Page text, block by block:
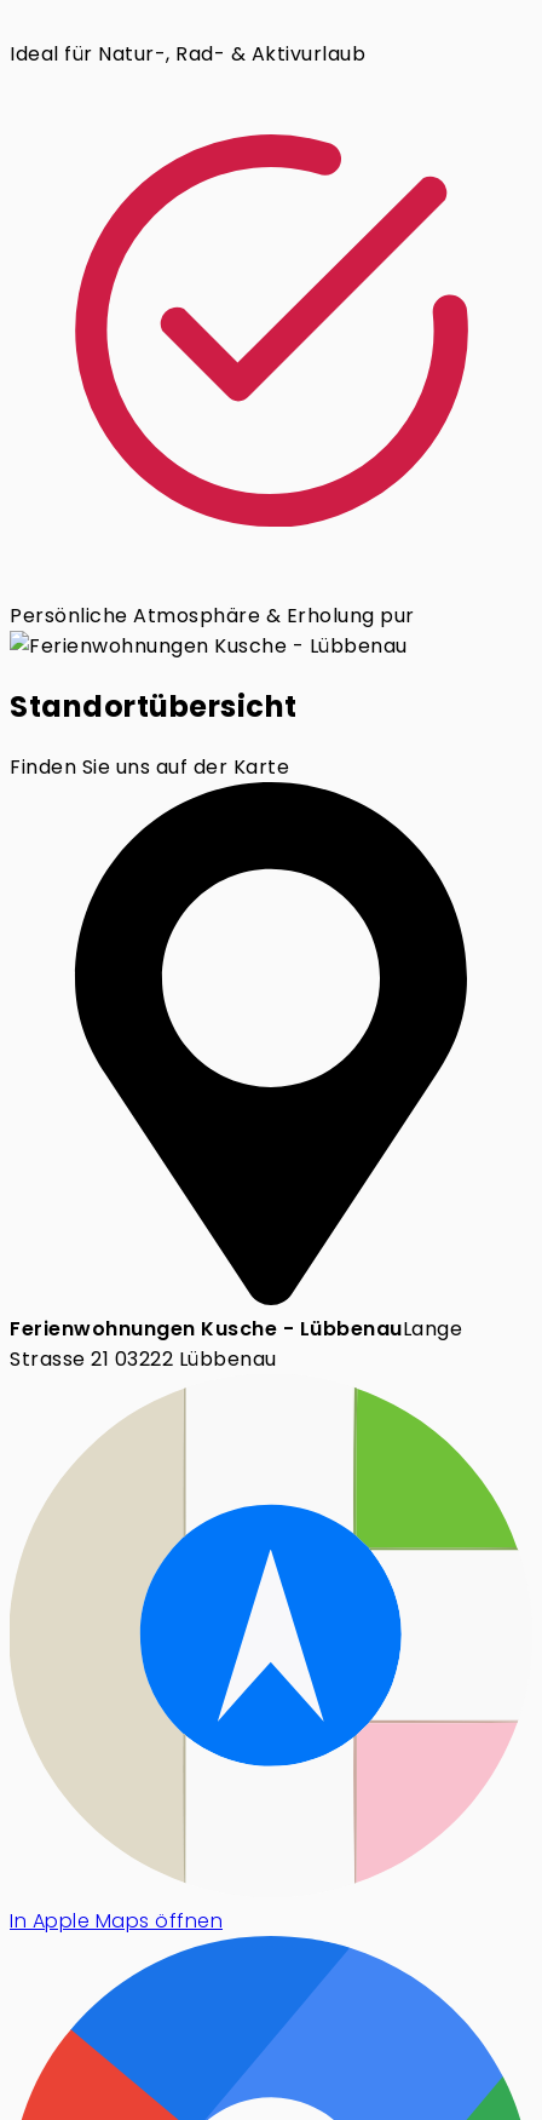
Ideal für Natur-, Rad- & Aktivurlaub
Persönliche Atmosphäre & Erholung pur
Standortübersicht
Finden Sie uns auf der Karte
Ferienwohnungen Kusche - LübbenauLange
Strasse 21 03222 Lübbenau
In Apple Maps öffnen